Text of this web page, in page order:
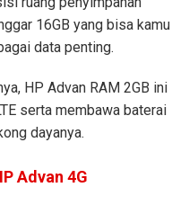
16GB yang bisa kamu
data penting.
HP Advan RAM 2GB ini
serta membawa baterai
dayanya.
Advan 4G